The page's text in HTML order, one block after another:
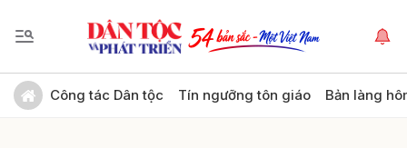
Công tác Dân tộc Tín ngưỡng tôn giáo Bản làng
Gửi bình luận